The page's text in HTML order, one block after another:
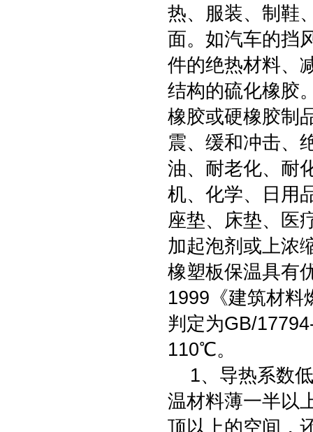
热、服装、制鞋
面。如汽车的挡
件的绝热材料、
结构的硫化橡胶
橡胶或硬橡胶制
震、缓和冲击、
油、耐老化、耐
机、化学、日用
座垫、床垫、医
加起泡剂或上浓
橡塑板保温具有
1999《建筑材料
判定为GB/
110℃。
1、导热系数低
温材料薄一半以
顶以上的空间，